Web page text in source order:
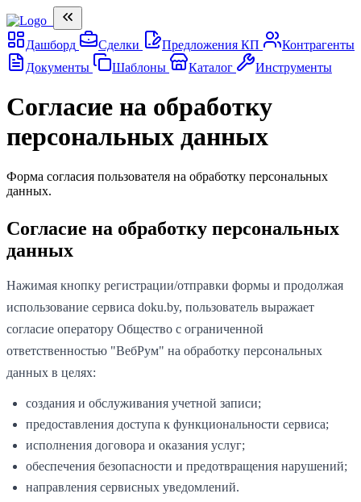
Дашборд Сделки Предложения КП
Контрагенты
Документы
Шаблоны Каталог Инструменты
Согласие на обработку
персональных данных
Форма согласия пользователя на обработку персональных
данных.
Согласие на обработку персональных
данных
Нажимая кнопку регистрации/отправки формы и продолжая
использование сервиса doku.by, пользователь выражает
согласие оператору Общество с ограниченной
ответственностью "ВебРум" на обработку персональных
данных в целях:
создания и обслуживания учетной записи;
предоставления доступа к функциональности сервиса;
исполнения договора и оказания услуг;
обеспечения безопасности и предотвращения нарушений;
направления сервисных уведомлений.